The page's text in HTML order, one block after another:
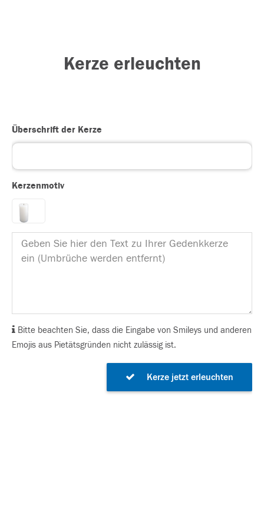
Kerze erleuchten
Überschrift der Kerze
Kerzenmotiv
Bitte beachten Sie, dass die Eingabe von Smileys und anderen
Emojis aus Pietätsgründen nicht zulässig ist.
Kerze jetzt erleuchten